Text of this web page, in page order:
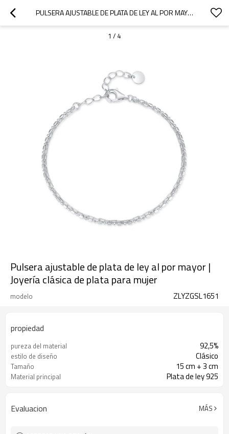
PULSERA AJUSTABLE DE PLATA DE LEY AL POR MAYOR | JOYERÍA CLÁSICA DE PLATA PARA MUJER
1 / 4
Pulsera ajustable de plata de ley al por mayor |
Joyería clásica de plata para mujer
modelo ZLYZGSL1651
propiedad
pureza del material 92,5%
estilo de diseño Clásico
Tamaño 15 cm + 3 cm
Material principal Plata de ley 925
Evaluacion MÁS